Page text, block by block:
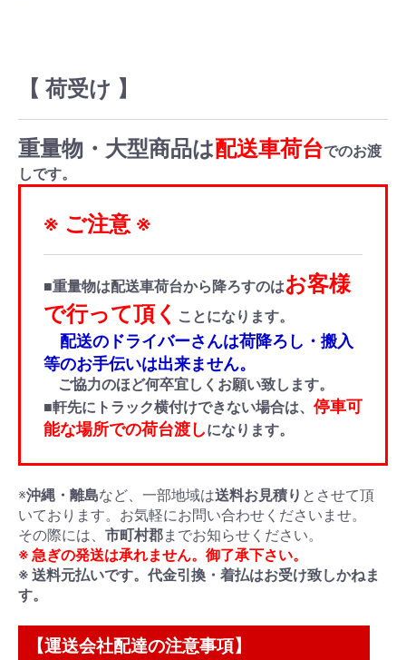
【 荷受け 】
重量物・大型商品は配送車荷台でのお渡
しです。
※ ご注意 ※
■重量物は配送車荷台から降ろすのはお客様
で行って頂く ことになります。
配送のドライバーさんは荷降ろし・搬入
等のお手伝いは出来ません。
ご協力のほど何卒宜しくお願い致します。
■軒先にトラック横付けできない場合は、 停車可
能な場所での荷台渡しになります。
※沖縄・離島など、一部地域は送料お見積り とさせて頂
いております。お気軽にお問い合わせくださいませ。
その際には、 市町村郡までお知らせください。
※ 急ぎの発送は承れません。御了承下さい。
※ 送料元払いです。代金引換・着払はお受け致しかねま
す。
【運送会社配達の注意事項】